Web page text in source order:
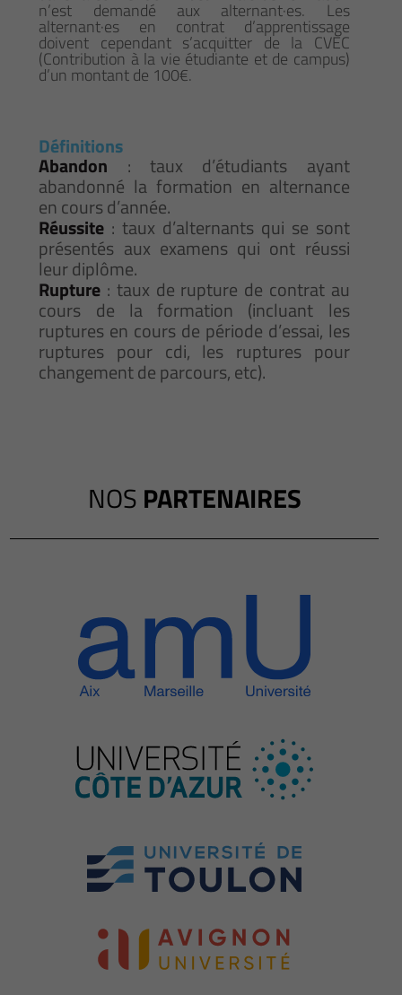
n’est demandé aux alternant·es. Les
alternant·es en contrat d’apprentissage
doivent cependant s’acquitter de la CVEC
(Contribution à la vie étudiante et de campus)
d’un montant de 100€.
Définitions
Abandon : taux d’étudiants ayant
abandonné la formation en alternance
en cours d’année.
Réussite : taux d’alternants qui se sont
présentés aux examens qui ont réussi
leur diplôme.
Rupture : taux de rupture de contrat au
cours de la formation (incluant les
ruptures en cours de période d’essai, les
ruptures pour cdi, les ruptures pour
changement de parcours, etc).
NOS PARTENAIRES